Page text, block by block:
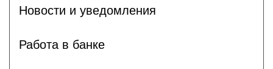
Новости и уведомления
Работа в банке